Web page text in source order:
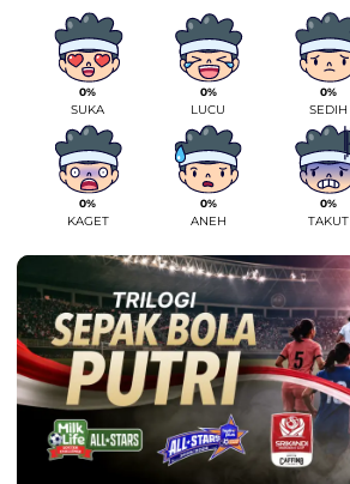
0%
SUKA
0%
LUCU
0%
SEDIH
0%
KAGET
0%
ANEH
0%
TAKUT